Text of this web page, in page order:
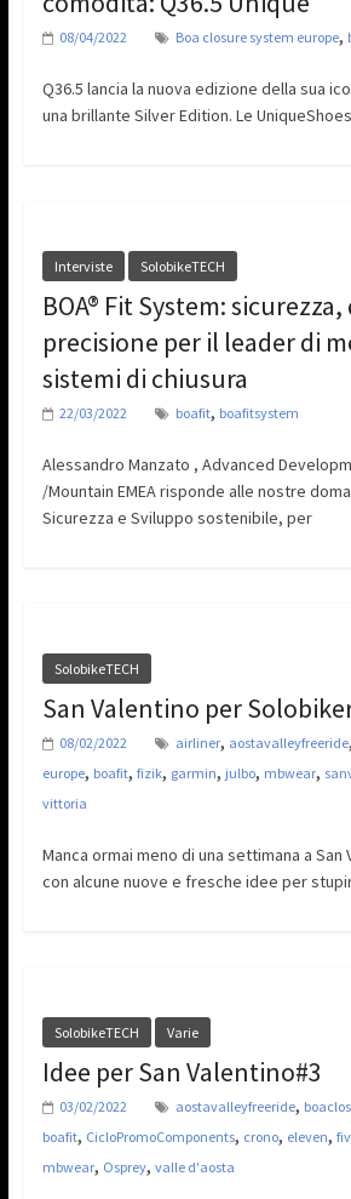
08/04/2022 Boa closure system europe,
Q36.5 lancia la nuova edizione della sua
una brillante Silver Edition. Le
Interviste SolobikeTECH
BOA® Fit System:
precisione per il leader di
sistemi di chiusura
22/03/2022 boafit, boafitsystem
Alessandro Manzato , Advanced
/Mountain EMEA risponde alle nostre
Sicurezza e Sviluppo sostenibile, per
SolobikeTECH
San Valentino per
08/02/2022 airliner, aostavalleyfreeride,
europe, boafit, fizik, garmin, julbo, mbwear,
vittoria
Manca ormai meno di una settimana a
con alcune nuove e fresche idee per
SolobikeTECH Varie
Idee per San Valentino#3
03/02/2022 aostavalleyfreeride,
boafit, CicloPromoComponents, crono, eleven,
mbwear, Osprey, valle d'aosta